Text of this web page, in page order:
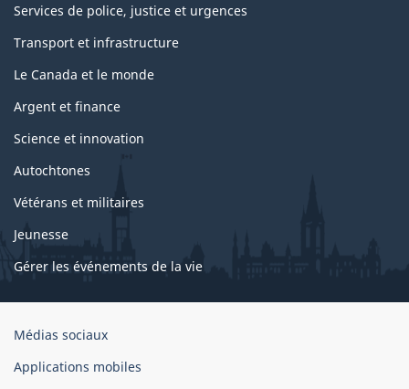
Services de police, justice et urgences
Transport et infrastructure
Le Canada et le monde
Argent et finance
Science et innovation
Autochtones
Vétérans et militaires
Jeunesse
Gérer les événements de la vie
Organisation
gouvernement
Médias sociaux
Applications mobiles